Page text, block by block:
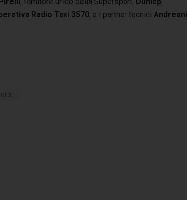
Radio Taxi 3570, e i partner tecnici Andreani